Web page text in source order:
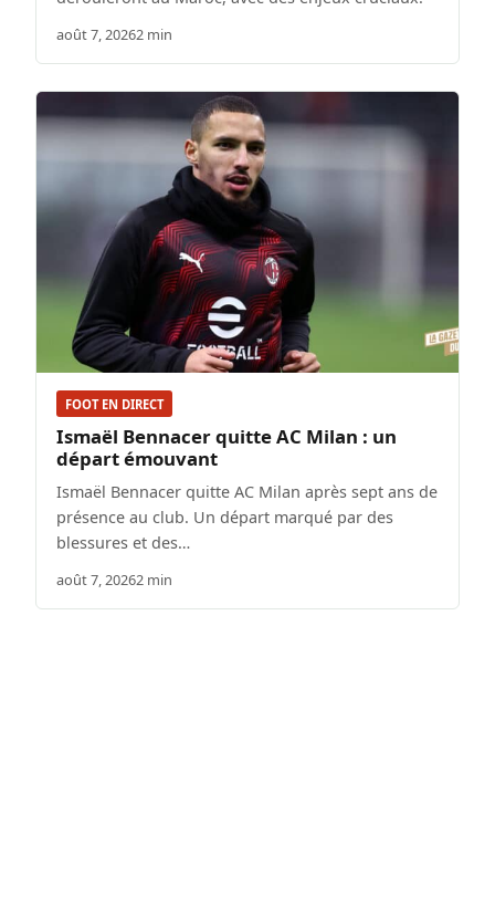
août 7, 20262 min
FOOT EN DIRECT
Ismaël Bennacer quitte AC Milan : un
départ émouvant
Ismaël Bennacer quitte AC Milan après sept ans de
présence au club. Un départ marqué par des
blessures et des…
août 7, 20262 min